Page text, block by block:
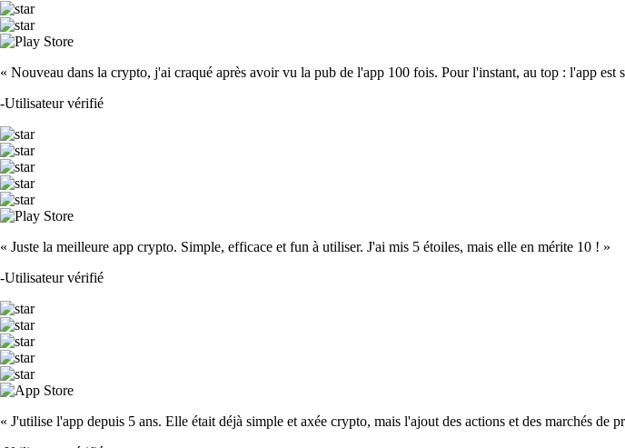
« Nouveau dans la crypto, j'ai craqué après avoir vu la pub de l'app 100 fois. Pour l'instant, au top : l'app
-Utilisateur vérifié
« Juste la meilleure app crypto. Simple, efficace et fun à utiliser. J'ai mis 5 étoiles, mais elle en mérite 10 ! »
-Utilisateur vérifié
« J'utilise l'app depuis 5 ans. Elle était déjà simple et axée crypto, mais l'ajout des actions et des marchés